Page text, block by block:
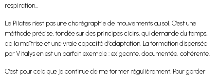
respiration...
Le Pilates n’est pas une chorégraphie de mouvements au sol. C’est une
méthode précise, fondée sur des principes clairs, qui demande du temps,
de la maîtrise et une vraie capacité d’adaptation. La formation dispensée
par Vitalys en est un parfait exemple : exigeante, documentée, cohérente.
C’est pour cela que je continue de me former régulièrement. Pour garder